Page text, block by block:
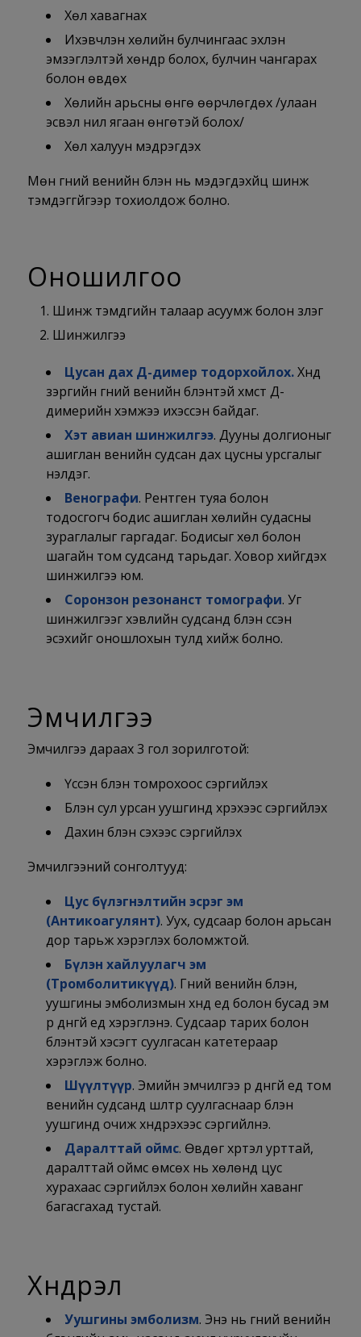
Хөл хавагнах
Ихэвчлэн хөлийн булчингаас эхлэн
эмзэглэлтэй хөндүүр болох, булчин чангарах
болон өвдөх
Хөлийн арьсны өнгө өөрчлөгдөх /улаан
эсвэл нил ягаан өнгөтэй болох/
Хөл халуун мэдрэгдэх
Мөн гүний венийн бүлэн нь мэдэгдэхүйц шинж
тэмдэггүйгээр тохиолдож болно.
Оношилгоо
Шинж тэмдгийн талаар асуумж болон үзлэг
Шинжилгээ
Цусан дах Д-димер тодорхойлох.Хүнд
зэргийн гүний венийн бүлэнтэй хүмүүст Д-
димерийн хэмжээ ихэссэн байдаг.
Хэт авиан шинжилгээ. Дууны долгионыг
ашиглан венийн судсан дах цусны урсгалыг
үнэлдэг.
Венографи. Рентген туяа болон
тодосгогч бодис ашиглан хөлийн судасны
зураглалыг гаргадаг. Бодисыг хөл болон
шагайн том судсанд тарьдаг. Ховор хийгдэх
шинжилгээ юм.
Соронзон резонанст томографи. Уг
шинжилгээг хэвлийн судсанд бүлэн үүссэн
эсэхийг оношлохын тулд хийж болно.
Эмчилгээ
Эмчилгээ дараах 3 гол зорилготой:
Үүссэн бүлэн томрохоос сэргийлэх
Бүлэн сул урсан уушгинд хүрэхээс сэргийлэх
Дахин бүлэн үүсэхээс сэргийлэх
Эмчилгээний сонголтууд:
Цус бүлэгнэлтийн эсрэг эм
(Антикоагулянт). Уух, судсаар болон арьсан
дор тарьж хэрэглэх боломжтой.
Бүлэн хайлуулагч эм
(Тромболитикүүд). Гүний венийн бүлэн,
уушгины эмболизмын хүнд үед болон бусад эм
үр дүнгүй үед хэрэглэнэ. Судсаар тарих болон
бүлэнтэй хэсэгт суулгасан катетераар
хэрэглэж болно.
Шүүлтүүр. Эмийн эмчилгээ үр дүнгүй үед том
венийн судсанд шүүлтүүр суулгаснаар бүлэн
уушгинд очиж хүндрэхээс сэргийлнэ.
Даралттай оймс. Өвдөг хүртэл урттай,
даралттай оймс өмсөх нь хөлөнд цус
хурахаас сэргийлэх болон хөлийн хаванг
багасгахад тустай.
Хүндрэл
Уушгины эмболизм. Энэ нь гүний венийн